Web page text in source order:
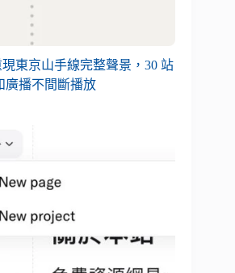
現東京山手線完整聲景，30 站
廣播不間斷播放